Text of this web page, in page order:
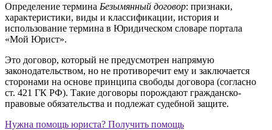
Определение термина Безымянный договор: признаки,
характеристики, виды и классификации, история и
использование термина в Юридическом словаре портала
«Мой Юрист».
Это договор, который не предусмотрен напрямую
законодательством, но не противоречит ему и заключается
сторонами на основе принципа свободы договора (согласно
ст. 421 ГК РФ). Такие договоры порождают гражданско-
правовые обязательства и подлежат судебной защите.
Нужна помощь юриста? Получить помощь